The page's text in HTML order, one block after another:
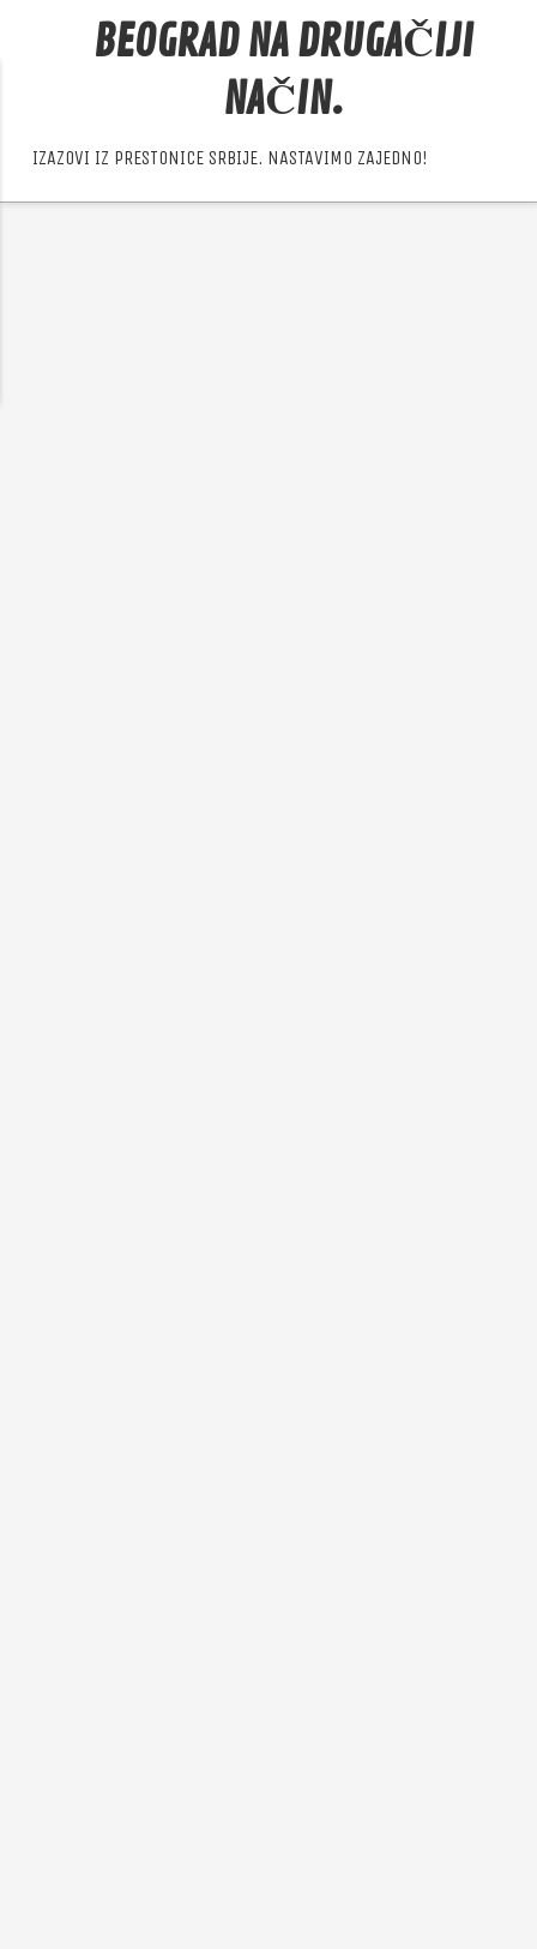
BEOGRAD NA DRUGAČIJI
NAČIN.
IZAZOVI IZ PRESTONICE SRBIJE. NASTAVIMO ZAJEDNO!